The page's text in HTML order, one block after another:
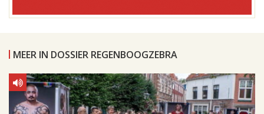
MEER IN DOSSIER REGENBOOGZEBRA